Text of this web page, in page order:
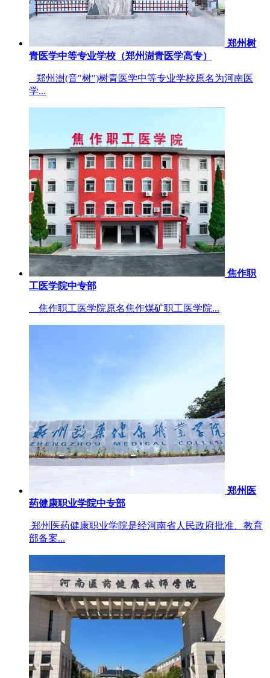
郑州树
青医学中等专业学校（郑州澍青医学高专）
郑州澍(音"树")树青医学中等专业学校原名为河南医
学...
焦作职
工医学院中专部
焦作职工医学院原名焦作煤矿职工医学院...
郑州医
药健康职业学院中专部
郑州医药健康职业学院是经河南省人民政府批准、教育
部备案...